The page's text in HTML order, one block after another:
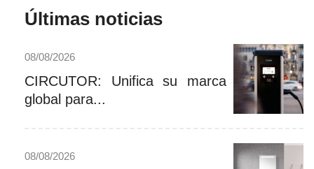
Últimas noticias
08/08/2026
CIRCUTOR: Unifica su marca
global para...
08/08/2026